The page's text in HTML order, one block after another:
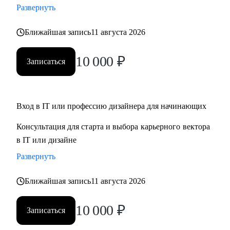
• Для дизайнеров, UI, UX, продуктовых дизайнеров
• Тем, кто хочет стать дизайнером в IT
• Тем, кто хочет войти в IT и начать строить карьеру с нуля,
но не знает с чего начать
Обращайся ко мне, если нужна помощь с
определением куда и как расти
Развернуть
Ближайшая запись11 августа 2026
Записаться 10 000 ₽
Вход в IT или профессию дизайнера для начинающих
Консультация для старта и выбора карьерного вектора
в IT или дизайне
Развернуть
Ближайшая запись11 августа 2026
Записаться 10 000 ₽